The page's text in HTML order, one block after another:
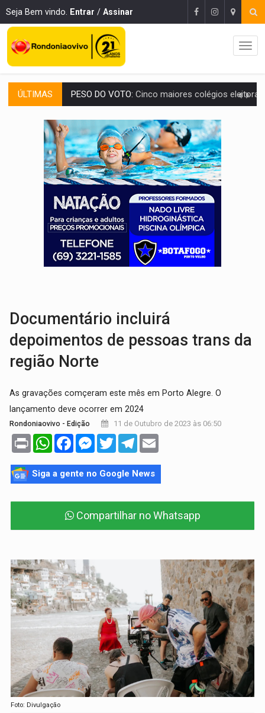
Seja Bem vindo. Entrar / Assinar
ÚLTIMAS COLUNA SEMANAL:Largada foi dada e candidatos ao Governo de RO partem
SOB SUSPEITA:Entrega de 286 máquinas em Rondônia coincide com
ARTIGO:Reter até 50% no distrato imobiliário é legal, mas não pode
DO HOSPITAL AO CAMPO:Veja as mais de 200 ações de Marcos
Grupo Nova Era amplia presença em PVH e transforma Aramix
ROTA GLOBAL: PCC amplia presença internacional e transforma Brasil em
CONEXÃO RONDONIAOVIVO:Museólogo Antônio Ocampo conduz a história de
EXTENSÃO DE DANOS: Ferroviários pedem ao Iphan recuperação de área
Documentário incluirá
depoimentos de pessoas trans da
região Norte
As gravações comçeram este mês em Porto Alegre. O
lançamento deve ocorrer em 2024
Rondoniaovivo - Edição 11 de Outubro de 2023 às 06:50
Print WhatsAppFacebookMessenger
TwitterTelegram
Siga a gente no Google News
Compartilhar no Whatsapp
Foto: Divulgação